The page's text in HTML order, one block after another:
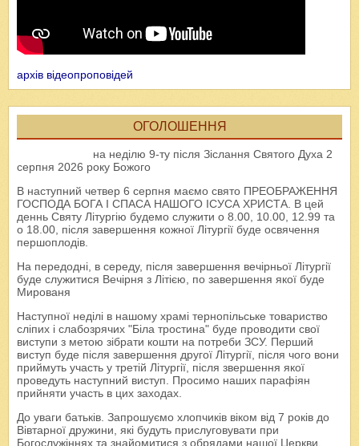
архів відеопроповідей
ОГОЛОШЕННЯ
на неділю 9-ту після Зіслання Святого Духа 2
серпня 2026 року Божого
В наступний четвер 6 серпня маємо свято ПРЕОБРАЖЕННЯ
ГОСПОДА БОГА І СПАСА НАШОГО ІСУСА ХРИСТА. В цей
деннь Святу Літургію будемо служити о 8.00, 10.00, 12.99 та
о 18.00, після завершення кожної Літургії буде освячення
першоплодів.
На передодні, в середу, після завершення вечірньої Літургії
буде служитися Вечірня з Літією, по завершення якої буде
Мированя
Наступної неділі в нашому храмі тернопільське товариство
сліпих і слабозрячих "Біла тростина" буде проводити свої
виступи з метою зібрати кошти на потреби ЗСУ. Перший
виступ буде після завершення другої Літургії, після чого вони
приймуть участь у третій Літургії, після звершення якої
проведуть наступний виступ. Просимо наших парафіян
прийняти участь в цих заходах.
До уваги батьків. Запрошуємо хлопчиків віком від 7 років до
Вівтарної дружини, які будуть прислуговувати при
Богослужіннях та знайомитися з обрядами нашої Церкви.